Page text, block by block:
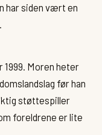
har siden vært en
1999. Moren heter
før han
støttespiller
foreldrene er lite